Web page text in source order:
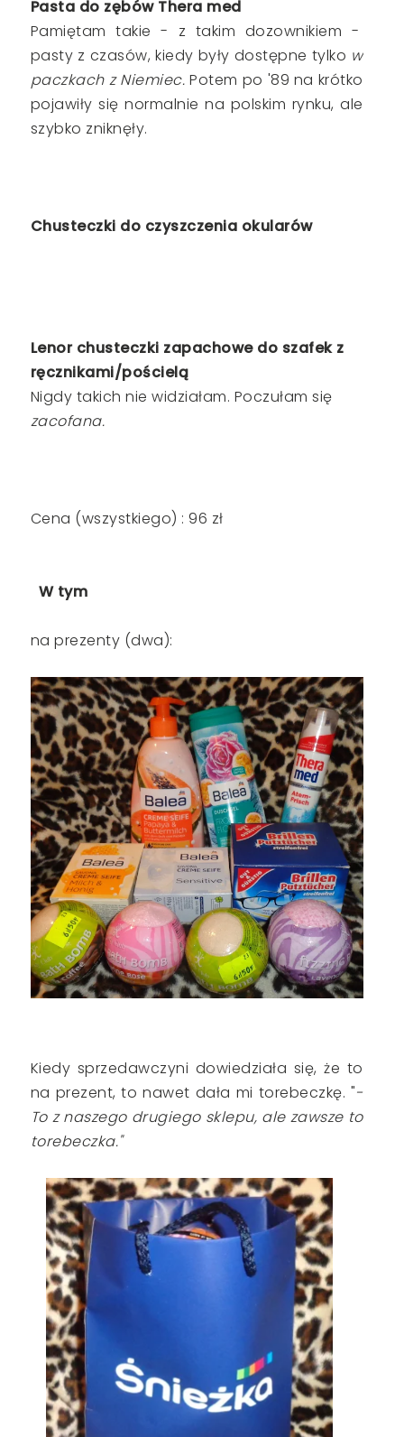
Pasta do zębów Thera med
Pamiętam takie - z takim dozownikiem -
pasty z czasów, kiedy były dostępne tylko w
paczkach z Niemiec. Potem po '89 na krótko
pojawiły się normalnie na polskim rynku, ale
szybko zniknęły.
Chusteczki do czyszczenia okularów
Lenor chusteczki zapachowe do szafek z
ręcznikami/pościelą
Nigdy takich nie widziałam. Poczułam się
zacofana.
Cena (wszystkiego) : 96 zł
W tym
na prezenty (dwa):
Kiedy sprzedawczyni dowiedziała się, że to
na prezent, to nawet dała mi torebeczkę. "-
To z naszego drugiego sklepu, ale zawsze to
torebeczka."